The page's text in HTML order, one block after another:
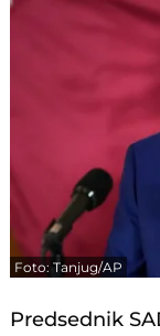
Foto: Tanjug/AP
Predsednik